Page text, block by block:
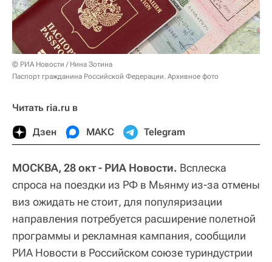
© РИА Новости / Нина Зотина
Паспорт гражданина Российской Федерации. Архивное фото
Читать ria.ru в
Дзен МАКС Telegram
МОСКВА, 28 окт - РИА Новости. Всплеска
спроса на поездки из РФ в Мьянму из-за отмены
виз ожидать не стоит, для популяризации
направления потребуется расширение полетной
программы и рекламная кампания, сообщили
РИА Новости в Российском союзе туриндустрии